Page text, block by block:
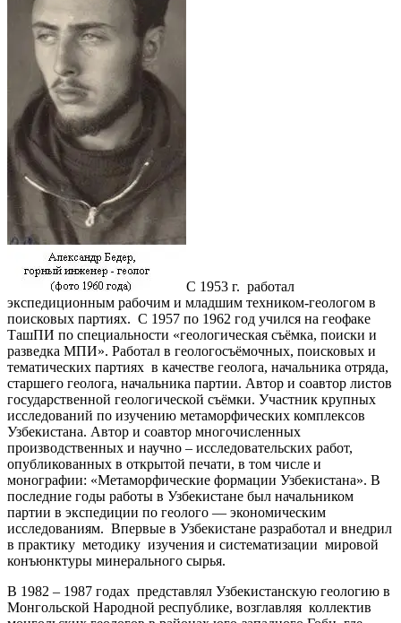
С 1953 г. работал
экспедиционным рабочим и младшим техником-геологом в
поисковых партиях. С 1957 по 1962 год учился на геофаке
ТашПИ по специальности «геологическая съёмка, поиски и
разведка МПИ». Работал в геологосъёмочных, поисковых и
тематических партиях в качестве геолога, начальника отряда,
старшего геолога, начальника партии. Автор и соавтор листов
государственной геологической съёмки. Участник крупных
исследований по изучению метаморфических комплексов
Узбекистана. Автор и соавтор многочисленных
производственных и научно – исследовательских работ,
опубликованных в открытой печати, в том числе и
монографии: «Метаморфические формации Узбекистана». В
последние годы работы в Узбекистане был начальником
партии в экспедиции по геолого — экономическим
исследованиям. Впервые в Узбекистане разработал и внедрил
в практику методику изучения и систематизации мировой
конъюнктуры минерального сырья.
В 1982 – 1987 годах представлял Узбекистанскую геологию в
Монгольской Народной республике, возглавляя коллектив